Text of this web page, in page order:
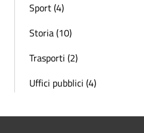
Sport (4)
Storia (10)
Trasporti (2)
Uffici pubblici (4)